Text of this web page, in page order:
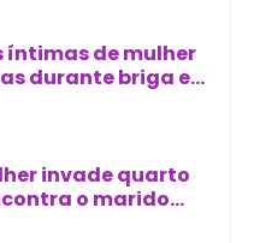
íntimas de mulher
durante briga em
invade quarto
o marido